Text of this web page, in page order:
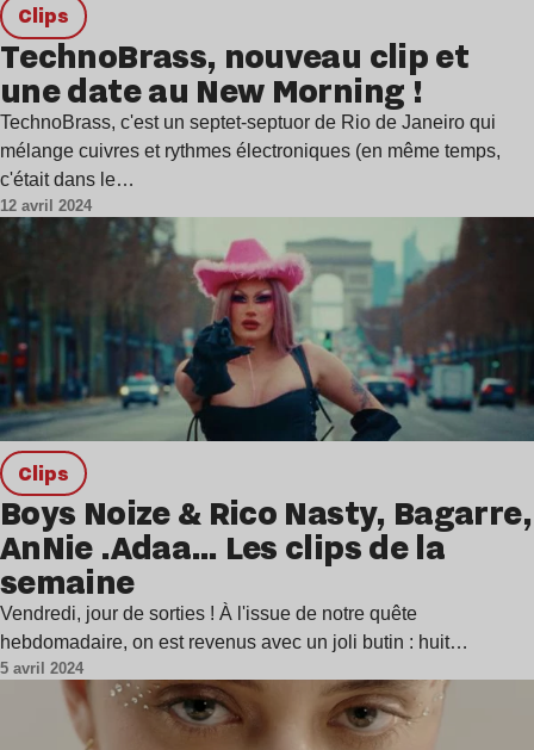
clips
TechnoBrass, nouveau clip et
une date au New Morning !
TechnoBrass, c'est un septet-septuor de Rio de Janeiro qui
mélange cuivres et rythmes électroniques (en même temps,
c'était dans le…
12 avril 2024
clips
Boys Noize & Rico Nasty, Bagarre,
AnNie .Adaa… Les clips de la
semaine
Vendredi, jour de sorties ! À l'issue de notre quête
hebdomadaire, on est revenus avec un joli butin : huit…
5 avril 2024